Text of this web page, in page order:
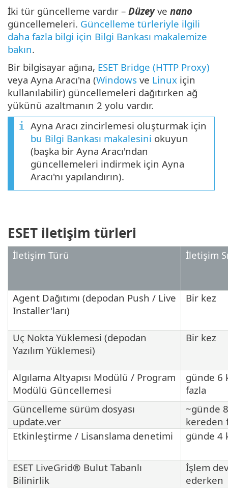
İki tür güncelleme vardır – Düzeyve nano
güncellemeleri. Güncelleme türleriyle ilgili
daha fazla bilgi için Bilgi Bankası makalemize
bakın.
Bir bilgisayar ağına, ESET Bridge (HTTP Proxy)
veya Ayna Aracı'na (Windows ve Linux için
kullanılabilir) güncellemeleri dağıtırken ağ
yükünü azaltmanın 2 yolu vardır.
Ayna Aracı zincirlemesi oluşturmak için
bu Bilgi Bankası makalesini okuyun
(başka bir Ayna Aracı'ndan
güncellemeleri indirmek için Ayna
Aracı'nı yapılandırın).
ESET iletişim türleri
İletişim Türü İletişim
Agent Dağıtımı (depodan Push / Live
Installer'ları)
Bir kez
Uç Nokta Yüklemesi (depodan
Yazılım Yüklemesi)
Bir kez
Algılama Altyapısı Modülü / Program
Modülü Güncellemesi
günde 6
fazla
Güncelleme sürüm dosyası
update.ver
~günde 8
kereden
Etkinleştirme / Lisanslama denetimi
günde 4
ESET LiveGrid® Bulut Tabanlı
Bilinirlik
İşlem
ederken